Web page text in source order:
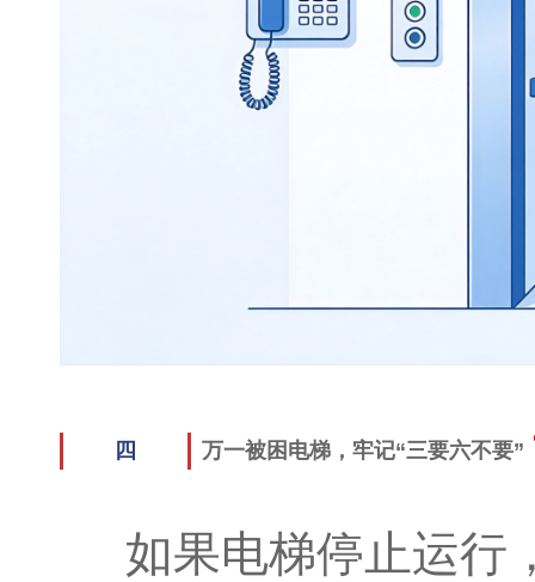
四 万一被困电梯，牢记“三要六不要”
如果电梯停止运行